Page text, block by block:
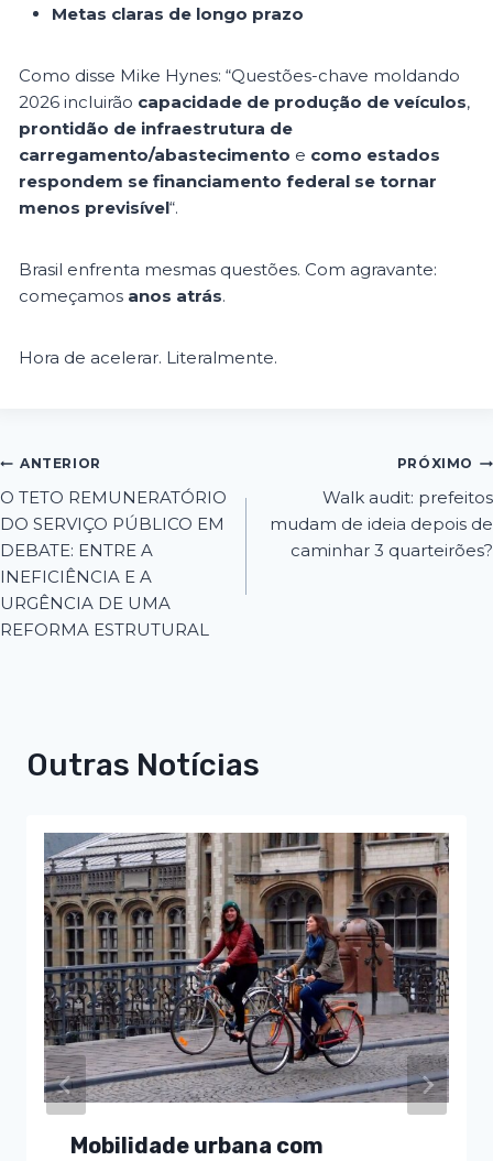
Metas claras de longo prazo
Como disse Mike Hynes: “Questões-chave moldando
2026 incluirão capacidade de produção de veículos,
prontidão de infraestrutura de
carregamento/abastecimento e como estados
respondem se financiamento federal se tornar
menos previsível“.
Brasil enfrenta mesmas questões. Com agravante:
começamos anos atrás.
Hora de acelerar. Literalmente.
ANTERIOR
O TETO REMUNERATÓRIO
DO SERVIÇO PÚBLICO EM
DEBATE: ENTRE A
INEFICIÊNCIA E A
URGÊNCIA DE UMA
REFORMA ESTRUTURAL
PRÓXIMO
Walk audit: prefeitos
mudam de ideia depois de
caminhar 3 quarteirões?
Outras Notícias
Mobilidade urbana com